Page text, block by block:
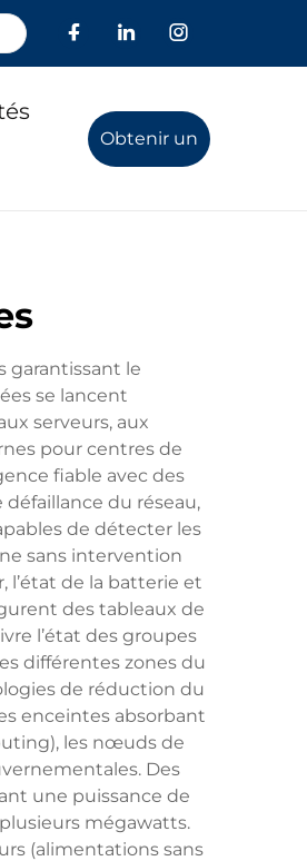
Obtenir un
garantissant le
se lancent
serveurs, aux
pour centres de
fiable avec des
du réseau,
de détecter les
sans intervention
l’état de la batterie et
des tableaux de
l’état des groupes
différentes zones du
de réduction du
enceintes absorbant
les nœuds de
Des
une puissance de
mégawatts.
(alimentations sans